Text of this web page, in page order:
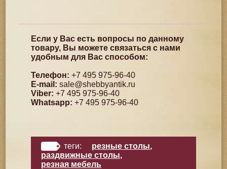
Если у Вас есть вопросы по данному
товару, Вы можете связаться с нами
удобным для Вас способом:
Телефон: +7 495 975-96-40
E-mail: sale@shebbyantik.ru
Viber: +7 495 975-96-40
Whatsapp: +7 495 975-96-40
теги: резные столы,
раздвижные столы,
резная мебель